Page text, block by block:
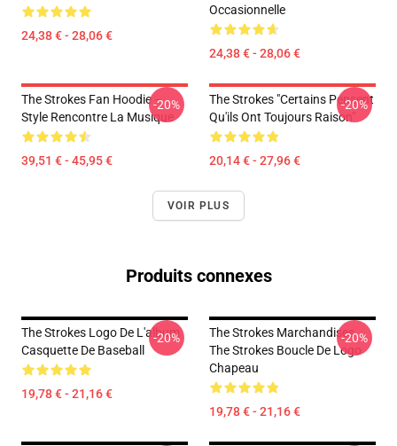
24,38 € - 28,06 €
Occasionnelle
24,38 € - 28,06 €
The Strokes Fan Hoodie –
Style Rencontre La Musique
39,51 € - 45,95 €
-20%
The Strokes "Certains Pensent
Qu'ils Ont Toujours Raison"
20,14 € - 27,96 €
-20%
VOIR PLUS
Produits connexes
The Strokes Logo De L'album
Casquette De Baseball
19,78 € - 21,16 €
-20%
The Strokes Marchandises
The Strokes Boucle De Logo
Chapeau
19,78 € - 21,16 €
-20%